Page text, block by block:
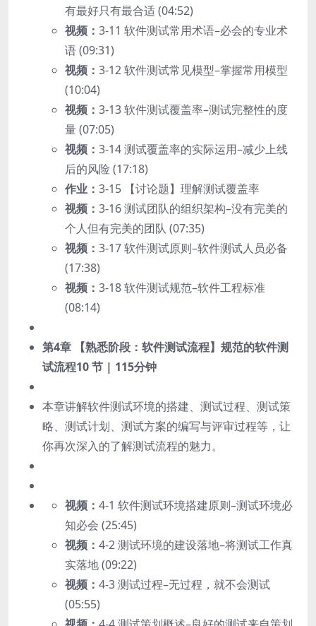
有最好只有最合适 (04:52)
视频： 3-11 软件测试常用术语–必会的专业术
语 (09:31)
视频： 3-12 软件测试常见模型–掌握常用模型
(10:04)
视频： 3-13 软件测试覆盖率–测试完整性的度
量 (07:05)
视频： 3-14 测试覆盖率的实际运用–减少上线
后的风险 (17:18)
作业： 3-15 【讨论题】理解测试覆盖率
视频： 3-16 测试团队的组织架构–没有完美的
个人但有完美的团队 (07:35)
视频： 3-17 软件测试原则–软件测试人员必备
(17:38)
视频： 3-18 软件测试规范–软件工程标准
(08:14)
第4章 【熟悉阶段：软件测试流程】规范的软件测
试流程10 节 | 115分钟
本章讲解软件测试环境的搭建、测试过程、测试策
略、测试计划、测试方案的编写与评审过程等，让
你再次深入的了解测试流程的魅力。
视频： 4-1 软件测试环境搭建原则–测试环境必
知必会 (25:45)
视频： 4-2 测试环境的建设落地–将测试工作真
实落地 (09:22)
视频： 4-3 测试过程–无过程，就不会测试
(05:55)